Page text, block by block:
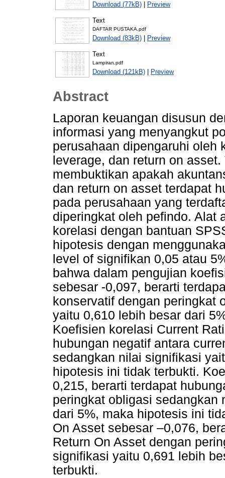
Download (77kB) | Preview
Text
DAFTAR PUSTAKA.pdf
Download (83kB) | Preview
Text
Lampiran.pdf
Download (121kB) | Preview
Abstract
Laporan keuangan disusun
informasi yang menyangkut
perusahaan dipengaruhi oleh
leverage, dan return on
membuktikan apakah
dan return on asset terdapat
pada perusahaan yang
diperingkat oleh pefindo. Alat
korelasi dengan bantuan
hipotesis dengan
level of signifikan 0,05 atau
bahwa dalam pengujian
sebesar -0,097, berarti
konservatif dengan peringkat
yaitu 0,610 lebih besar dari
Koefisien korelasi Current
hubungan negatif antara
sedangkan nilai signifikasi
hipotesis ini tidak terbukti.
0,215, berarti terdapat
peringkat obligasi
dari 5%, maka hipotesis ini
On Asset sebesar –0,076,
Return On Asset dengan
signifikasi yaitu 0,691 lebih
terbukti.